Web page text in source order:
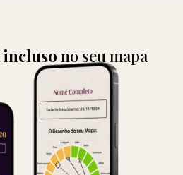
incluso no seu mapa